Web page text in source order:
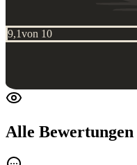
9,1von 10
Alle Bewertungen